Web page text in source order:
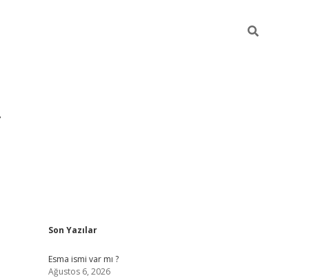
Sidebar
Son Yazılar
Esma ismi var mı ?
Ağustos 6, 2026